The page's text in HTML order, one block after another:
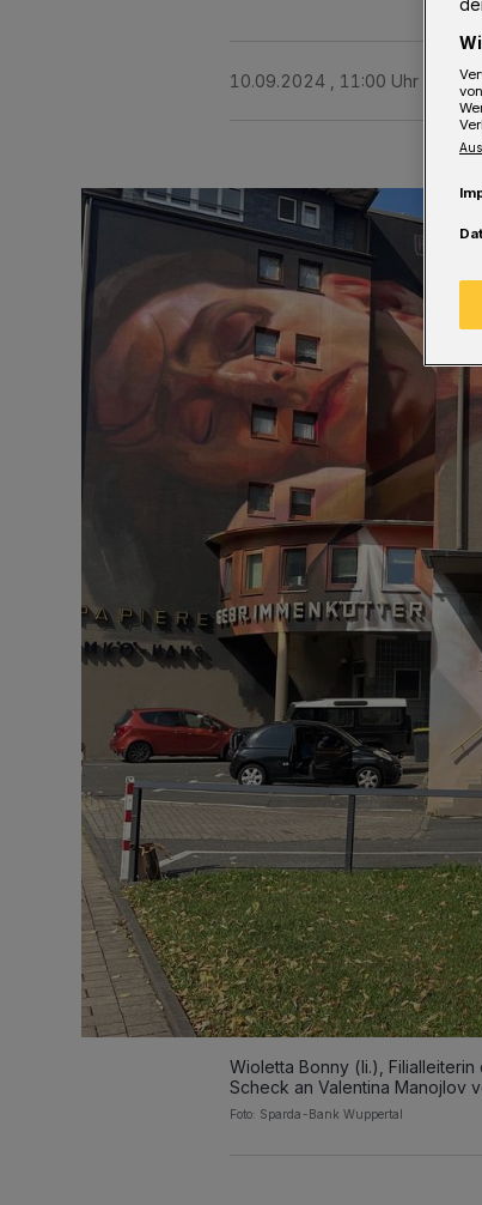
10.09.2024 , 11:00 Uhr Eine
Wioletta Bonny (li.),
Scheck an Valentina Manojlov
Foto: Sparda-Bank Wuppertal